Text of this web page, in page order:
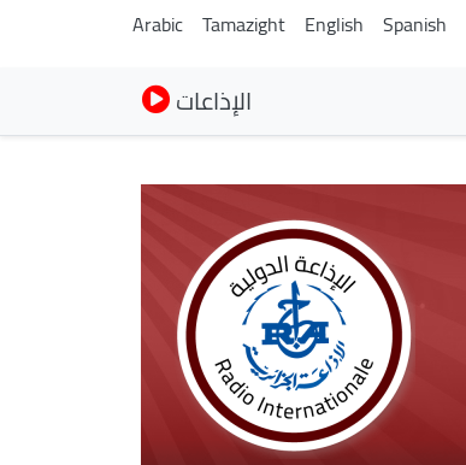
Arabic Tamazight English Spanish
الإذاعات